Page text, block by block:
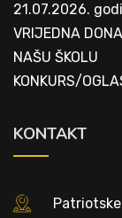
21.07.2026.
VRIJEDNA
NAŠU ŠKOLU
KONKURS/
KONTAKT